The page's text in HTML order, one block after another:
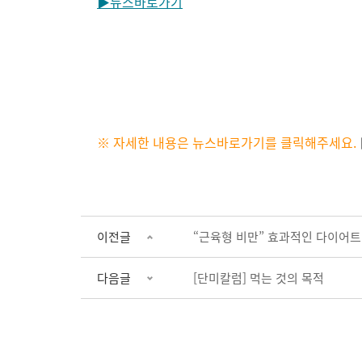
※ 자세한 내용은 뉴스바로가기를 클릭해주세요.
이전글 “근육형 비만” 효과적인 다이어
다음글 [단미칼럼] 먹는 것의 목적